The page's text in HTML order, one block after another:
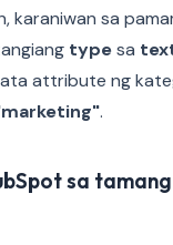
karaniwan sa
typesa
attribute ng
.
sa